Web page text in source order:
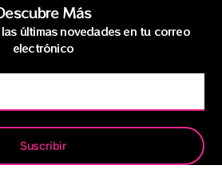
Más
últimas novedades en tu correo
electrónico
Suscribir